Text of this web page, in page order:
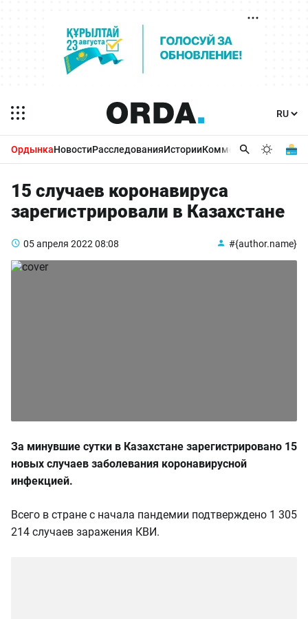
ОрдынкаНовостиРасследованияИсторииКомментарииБизнес
15 случаев коронавируса
зарегистрировали в Казахстане
05 апреля 2022 08:08 #{author.name}
За минувшие сутки в Казахстане зарегистрировано 15
новых случаев заболевания коронавирусной
инфекцией.
Всего в стране с начала пандемии подтверждено 1 305
214 случаев заражения КВИ.